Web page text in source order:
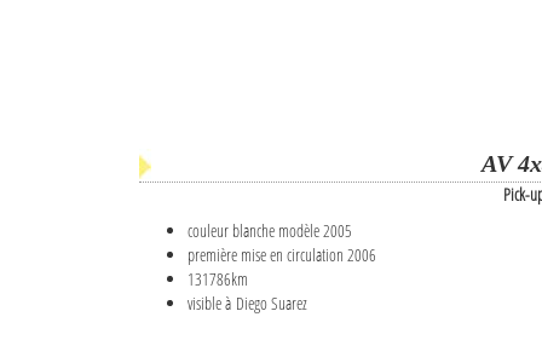
AV
Pick-
couleur blanche modèle 2005
première mise en circulation 2006
131786km
visible à Diego Suarez